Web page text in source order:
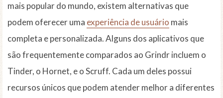
mais popular do mundo, existem alternativas que
podem oferecer uma experiência de usuário mais
completa e personalizada. Alguns dos aplicativos que
são frequentemente comparados ao Grindr incluem o
Tinder, o Hornet, e o Scruff. Cada um deles possui
recursos únicos que podem atender melhor a diferentes